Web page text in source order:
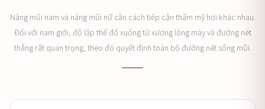
Nâng mũi nam và nâng mũi nữ cần cách tiếp cận thẩm mỹ hơi khác nhau.
Đối với nam giới, độ lập thể đổ xuống từ xương lông mày và đường nét
thẳng rất quan trọng, theo đó quyết định toàn bộ đường nét sống mũi.